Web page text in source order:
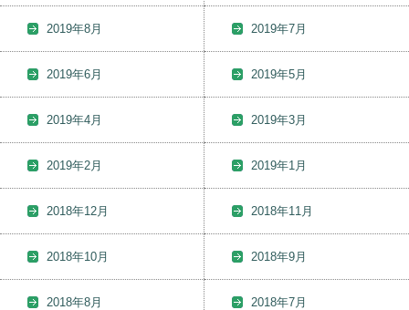
2019年8月 2019年7月
2019年6月 2019年5月
2019年4月 2019年3月
2019年2月 2019年1月
2018年12月 2018年11月
2018年10月 2018年9月
2018年8月 2018年7月